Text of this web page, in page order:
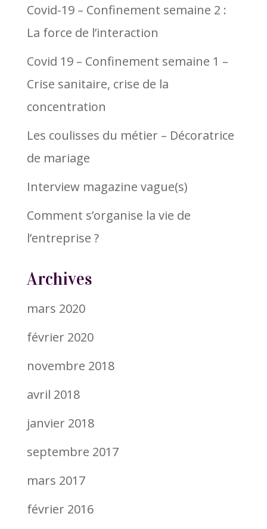
Covid-19 – Confinement semaine 2 :
La force de l’interaction
Covid 19 – Confinement semaine 1 –
Crise sanitaire, crise de la
concentration
Les coulisses du métier – Décoratrice
de mariage
Interview magazine vague(s)
Comment s’organise la vie de
l’entreprise ?
Archives
mars 2020
février 2020
novembre 2018
avril 2018
janvier 2018
septembre 2017
mars 2017
février 2016